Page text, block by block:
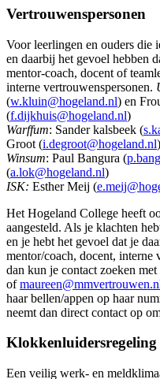
Vertrouwenspersonen
Voor leerlingen en ouders die
en daarbij het gevoel hebben
mentor-coach, docent of
interne vertrouwenspersonen.
(w.kluin@hogeland.nl) en
(f.dijkhuis@hogeland.nl)
Warffum: Sander kalsbeek (
Groot (i.degroot@hogeland.nl)
Winsum: Paul Bangura (
(a.lok@hogeland.nl)
ISK: Esther Meij (
Het Hogeland College heeft
aangesteld. Als je klachten
en je hebt het gevoel dat je
mentor/coach, docent, interne
dan kun je contact zoeken
of
haar bellen/appen op haar
neemt dan direct contact op
Klokkenluidersregeling
Een veilig werk- en